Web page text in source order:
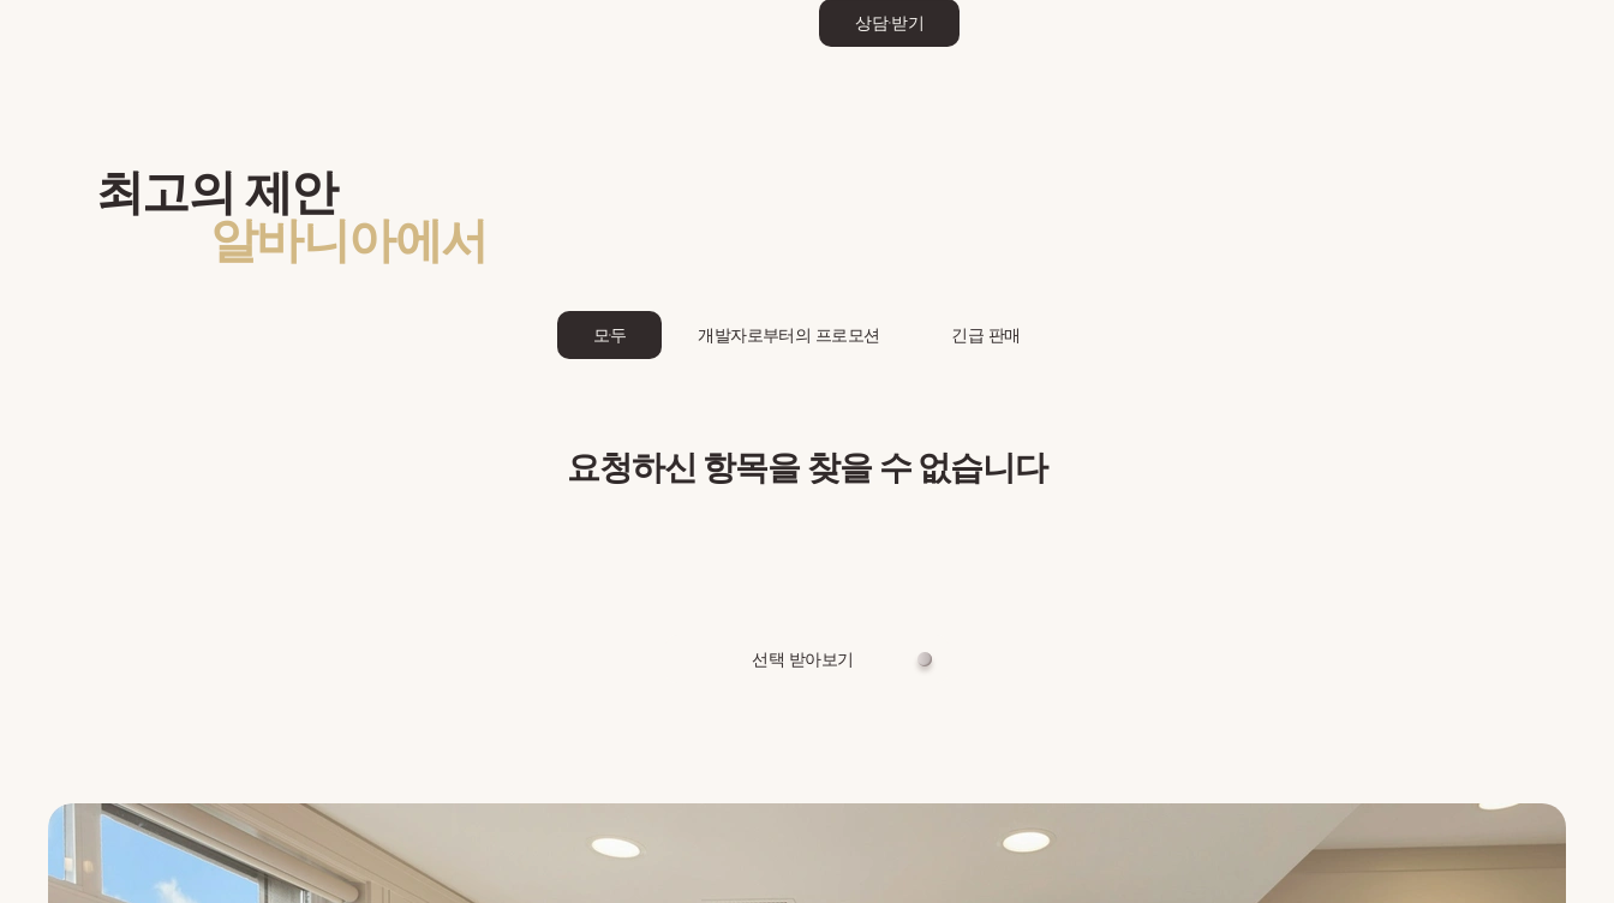
상담 받기
최고의 제안
알바니아에서
모두 개발자로부터의 프로모션 긴급 판매
요청하신 항목을 찾을 수 없습니다
선택 받아보기